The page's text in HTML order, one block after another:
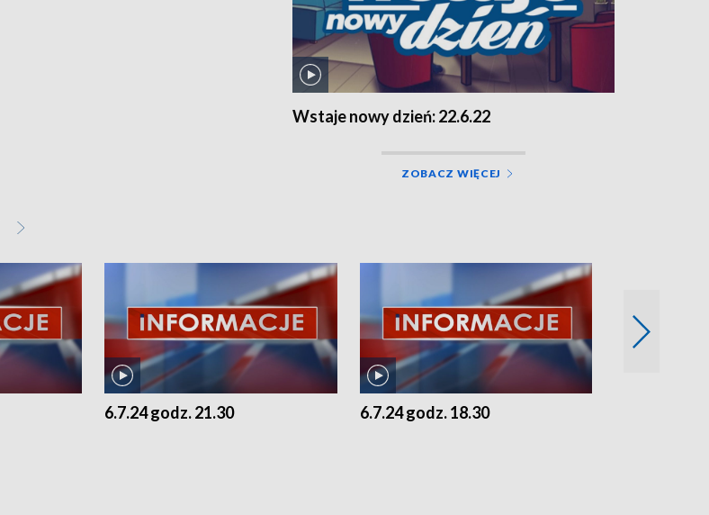
Wstaje nowy dzień: 22.6.22
ZOBACZ WIĘCEJ
6.7.24 godz. 21.30 6.7.24 godz. 18.30